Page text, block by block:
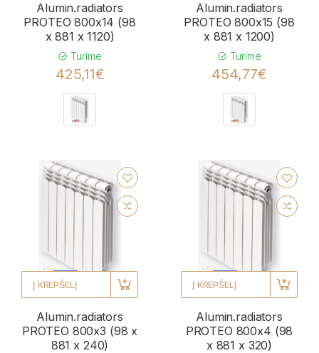
Alumin.radiators
PROTEO 800x14 (98
x 881 x 1120)
Turime
425,11€
Alumin.radiators
PROTEO 800x15 (98
x 881 x 1200)
Turime
454,77€
Į KREPŠELĮ
Alumin.radiators
PROTEO 800x3 (98 x
881 x 240)
Į KREPŠELĮ
Alumin.radiators
PROTEO 800x4 (98
x 881 x 320)